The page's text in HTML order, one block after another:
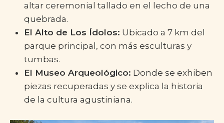
altar ceremonial tallado en el lecho de una
quebrada.
El Alto de Los Ídolos: Ubicado a 7 km del
parque principal, con más esculturas y
tumbas.
El Museo Arqueológico: Donde se exhiben
piezas recuperadas y se explica la historia
de la cultura agustiniana.